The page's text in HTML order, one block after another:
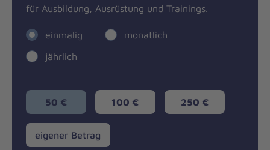
für Ausbildung, Ausrüstung und Trainings.
einmalig
monatlich
jährlich
50 € 100 € 250 €
eigener
Betrag
eigener Betrag